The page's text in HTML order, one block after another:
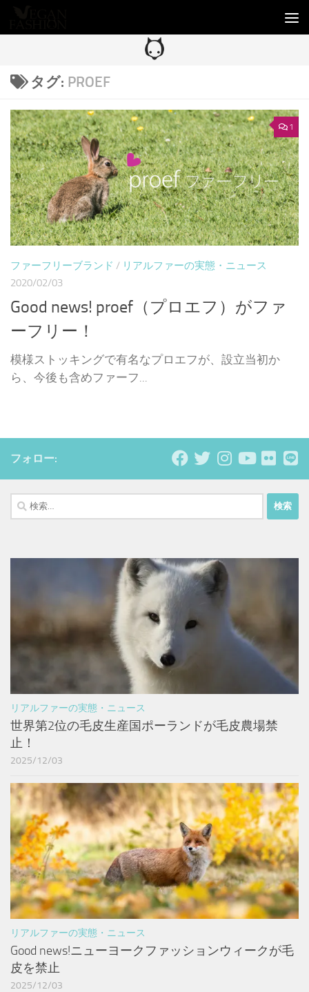
タグ: PROEF
1
ファーフリーブランド / リアルファーの実態・ニュース
2020/02/03
Good news! proef（プロエフ）がファ
ーフリー！
模様ストッキングで有名なプロエフが、設立当初か
ら、今後も含めファーフ...
フォロー:
検
索:
リアルファーの実態・ニュース
世界第2位の毛皮生産国ポーランドが毛皮農場禁
止！
2025/12/03
リアルファーの実態・ニュース
Good news!ニューヨークファッションウィークが毛
皮を禁止
2025/12/03